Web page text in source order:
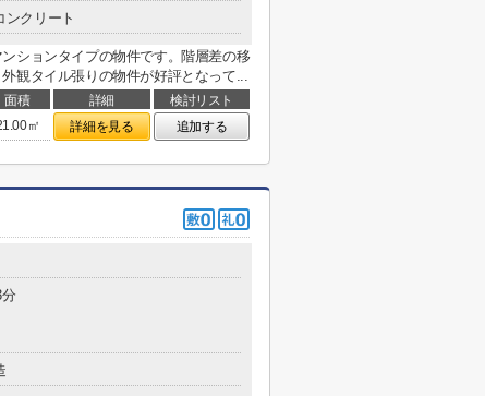
ンクリート
ションタイプの物件です。階層差の移
観タイル張りの物件が好評となって...
面積 詳細
検討リスト
㎡ 詳細を見る 追加する